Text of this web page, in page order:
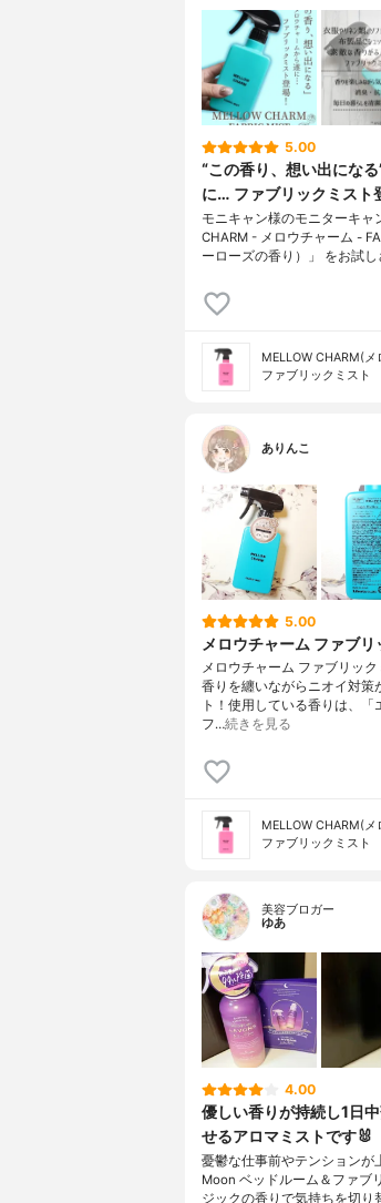
5.00
“この香り、想い出にな
に… ファブリックミスト
モニキャン様のモニターキャ
CHARM - メロウチャーム -
ーローズの香り）」 をお試
MELLOW CHARM(メ
ファブリックミスト
ありんこ
5.00
メロウチャーム ファブリ
メロウチャーム ファブリッ
香りを纏いながらニオイ対策
ト！使用している香りは、
フ…続きを見る
MELLOW CHARM(メ
ファブリックミスト
美容ブロガー
ゆあ
4.00
優しい香りが持続し1日
せるアロマミストです🐰
憂鬱な仕事前やテンションが
Moon ベッドルーム＆ファブ
ジックの香りで気持ちを切り